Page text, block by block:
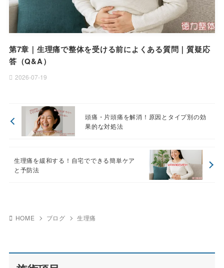
第7章｜生理痛で整体を受ける前によくある質問｜質疑応
答（Q&A）
2026-07-19
頭痛・片頭痛を解消！原因とタイプ別の効
果的な対処法
生理痛を緩和する！自宅でできる簡単ケア
と予防法
HOME ブログ 生理痛